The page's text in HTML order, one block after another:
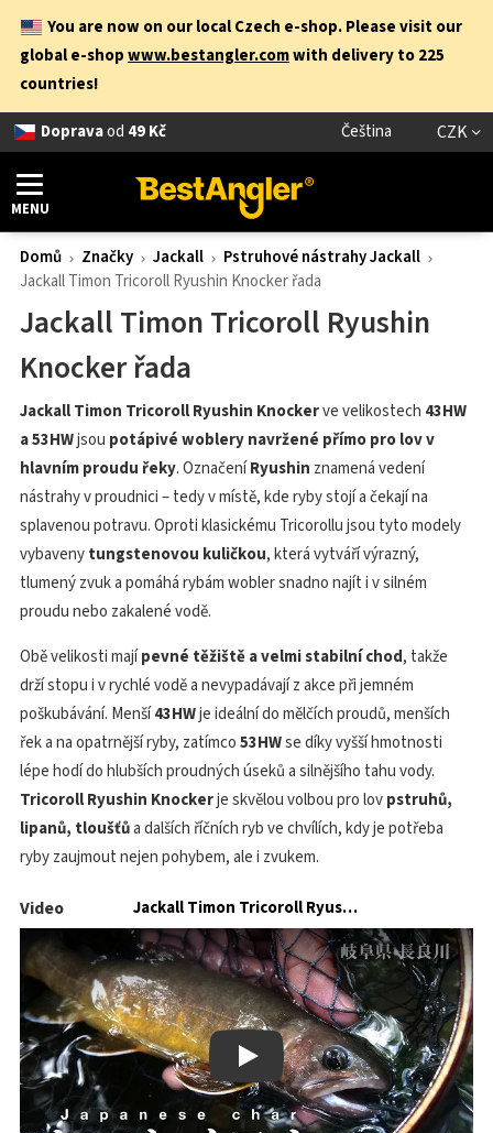
You are now on our local Czech e-shop. Please visit our
global e-shopwww.bestangler.comwith delivery to 225
countries!
Dopravaod 49 Kč Čeština CZK
MENU
Domů Značky Jackall
Pstruhové nástrahy Jackall
Jackall Timon Tricoroll Ryushin Knocker řada
Video Jackall Timon Tricoroll Ryushin Knocker
Play
Jackall Timon Tricoroll Ryushin
Knocker řada
Jackall Timon Tricoroll Ryushin Knockerve velikostech 43HW
a 53HWjsou potápivé woblery navržené přímo pro lov v
hlavním proudu řeky. OznačeníRyushin znamená vedení
nástrahy v proudnici – tedy v místě, kde ryby stojí a čekají na
splavenou potravu. Oproti klasickému Tricorollu jsou tyto modely
vybavenytungstenovou kuličkou, která vytváří výrazný,
tlumený zvuk a pomáhá rybám wobler snadno najít i v silném
proudu nebo zakalené vodě.
Obě velikosti majípevné těžiště a velmi stabilní chod, takže
drží stopu i v rychlé vodě a nevypadávají z akce při jemném
poškubávání. Menší43HWje ideální do mělčích proudů, menších
řek a na opatrnější ryby, zatímco53HWse díky vyšší hmotnosti
lépe hodí do hlubších proudných úseků a silnějšího tahu vody.
Tricoroll Ryushin Knockerje skvělou volbou pro lovpstruhů,
lipanů, tloušťůa dalších říčních ryb ve chvílích, kdy je potřeba
ryby zaujmout nejen pohybem, ale i zvukem.